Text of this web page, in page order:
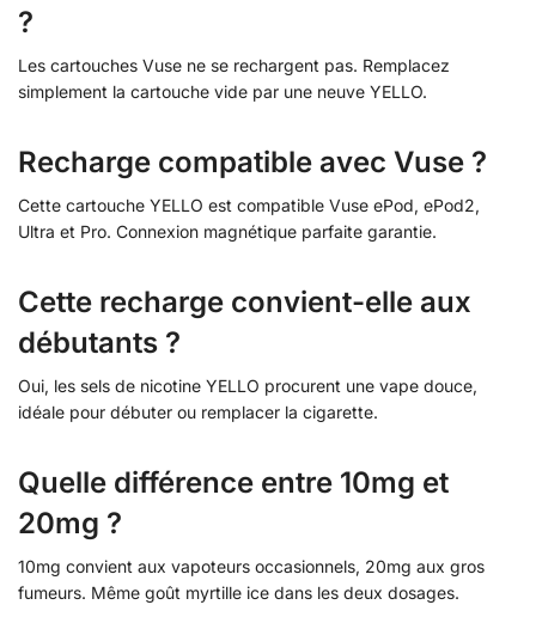
?
Les cartouches Vuse ne se rechargent pas. Remplacez
simplement la cartouche vide par une neuve YELLO.
Recharge compatible avec Vuse ?
Cette cartouche YELLO est compatible Vuse ePod, ePod2,
Ultra et Pro. Connexion magnétique parfaite garantie.
Cette recharge convient-elle aux
débutants ?
Oui, les sels de nicotine YELLO procurent une vape douce,
idéale pour débuter ou remplacer la cigarette.
Quelle différence entre 10mg et
20mg ?
10mg convient aux vapoteurs occasionnels, 20mg aux gros
fumeurs. Même goût myrtille ice dans les deux dosages.